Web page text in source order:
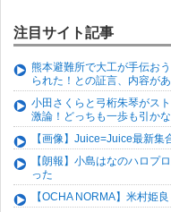
注目サイト記事
熊本避難所で大工が手伝お
られた！との証言、内容が
小田さくらと弓桁朱琴がス
激論！どっちも一歩も引か
【画像】Juice=Juice最
【朗報】小島はなのハロプ
った
【OCHA NORMA】米村姫